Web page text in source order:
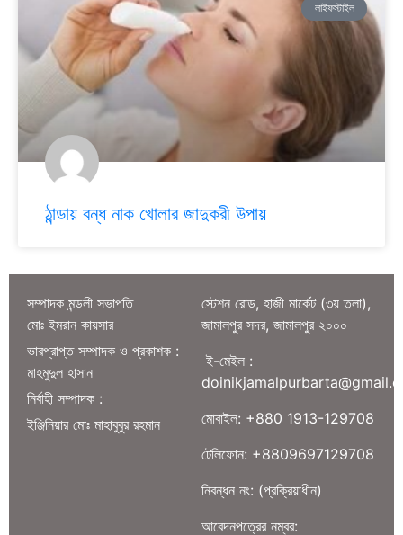
লাইফস্টাইল
ঠান্ডায় বন্ধ নাক খোলার জাদুকরী উপায়
সম্পাদক মন্ডলী সভাপতি
মোঃ ইমরান কায়সার
ভারপ্রাপ্ত সম্পাদক ও প্রকাশক :
মাহমুদুল হাসান
নির্বাহী সম্পাদক :
ইঞ্জিনিয়ার মোঃ মাহাবুবুর রহমান
স্টেশন রোড, হাজী মার্কেট (৩য় তলা),
জামালপুর সদর, জামালপুর ২০০০
ই-মেইল :
মোবাইল: +880 1913-129708
টেলিফোন: +8809697129708
নিবন্ধন নং: (প্রক্রিয়াধীন)
আবেদনপত্রের নম্বর: